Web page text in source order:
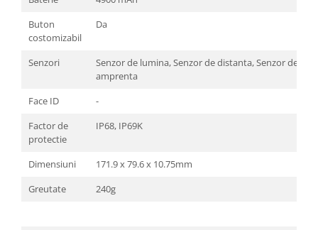
Buton
costomizabil
Da
Senzori
Senzor de lumina, Senzor de distanta, Senzor de
amprenta
Face ID
-
Factor de
protectie
IP68, IP69K
Dimensiuni
171.9 x 79.6 x 10.75mm
Greutate
240g